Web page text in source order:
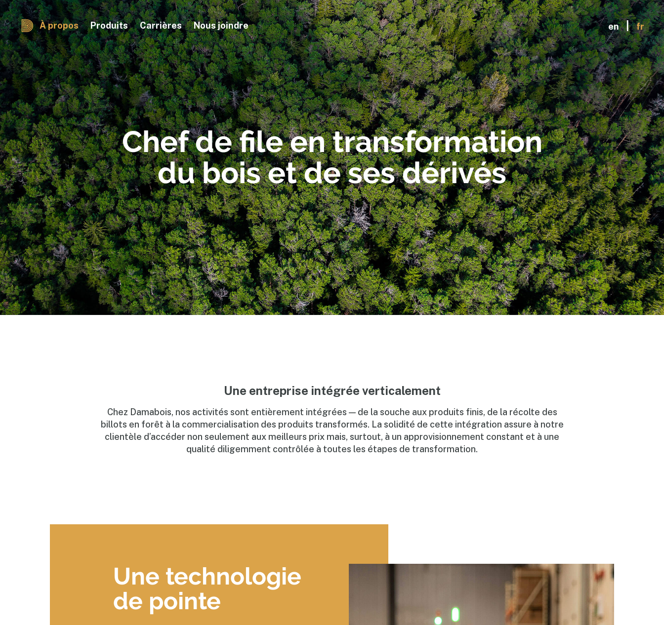
À propos Produits Carrières Nous joindre en | fr
Chef de file en transformation
du bois et de ses dérivés
Une entreprise intégrée verticalement
Chez Damabois, nos activités sont entièrement intégrées — de la souche aux produits finis, de la récolte des
billots en forêt à la commercialisation des produits transformés. La solidité de cette intégration assure à notre
clientèle d’accéder non seulement aux meilleurs prix mais, surtout, à un approvisionnement constant et à une
qualité diligemment contrôlée à toutes les étapes de transformation.
Une technologie
de pointe